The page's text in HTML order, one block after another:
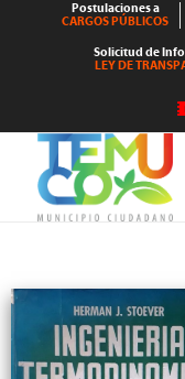
Postulaciones a
CARGOS PÚBLICOS
Solicitud de
LEY DE